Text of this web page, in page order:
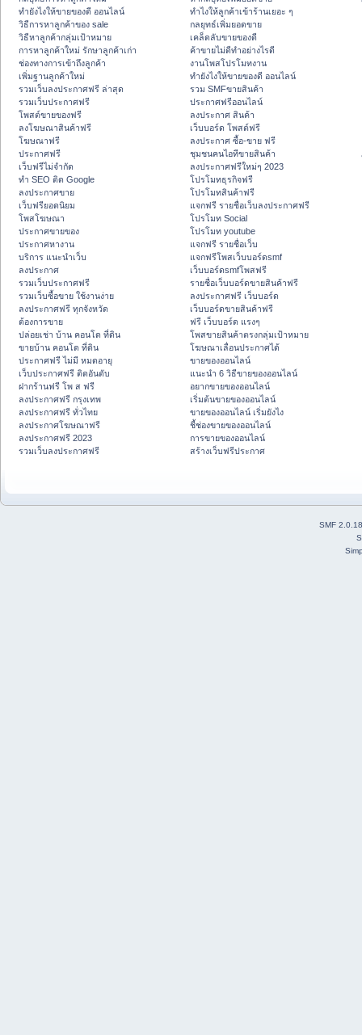
ทํายังไงให้ขายของดี ออนไลน์
วิธีการหาลูกค้าของ sale
วิธีหาลูกค้ากลุ่มเป้าหมาย
การหาลูกค้าใหม่ รักษาลูกค้าเก่า
ช่องทางการเข้าถึงลูกค้า
เพิ่มฐานลูกค้าใหม่
รวมเว็บลงประกาศฟรี ล่าสุด
รวมเว็บประกาศฟรี
โพสต์ขายของฟรี
ลงโฆษณาสินค้าฟรี
โฆษณาฟรี
ประกาศฟรี
เว็บฟรีไม่จำกัด
ทำ SEO ติด Google
ลงประกาศขาย
เว็บฟรียอดนิยม
โพสโฆษณา
ประกาศขายของ
ประกาศหางาน
บริการ แนะนำเว็บ
ลงประกาศ
รวมเว็บประกาศฟรี
รวมเว็บซื้อขาย ใช้งานง่าย
ลงประกาศฟรี ทุกจังหวัด
ต้องการขาย
ปล่อยเช่า บ้าน คอนโด ที่ดิน
ขายบ้าน คอนโด ที่ดิน
ประกาศฟรี ไม่มี หมดอายุ
เว็บประกาศฟรี ติดอันดับ
ฝากร้านฟรี โพ ส ฟรี
ลงประกาศฟรี กรุงเทพ
ลงประกาศฟรี ทั่วไทย
ลงประกาศโฆษณาฟรี
ลงประกาศฟรี 2023
รวมเว็บลงประกาศฟรี
ทําไงให้ลูกค้าเข้าร้านเยอะ ๆ
กลยุทธ์เพิ่มยอดขาย
เคล็ดลับขายของดี
ค้าขายไม่ดีทำอย่างไรดี
งานโพสโปรโมทงาน
ทํายังไงให้ขายของดี ออนไลน์
รวม SMFขายสินค้า
ประกาศฟรีออนไลน์
ลงประกาศ สินค้า
เว็บบอร์ด โพสต์ฟรี
ลงประกาศ ซื้อ-ขาย ฟรี
ชุมชนคนไอทีขายสินค้า
ลงประกาศฟรีใหม่ๆ 2023
โปรโมทธุรกิจฟรี
โปรโมทสินค้าฟรี
แจกฟรี รายชื่อเว็บลงประกาศฟรี
โปรโมท Social
โปรโมท youtube
แจกฟรี รายชื่อเว็บ
แจกฟรีโพสเว็บบอร์ดsmf
เว็บบอร์ดsmfโพสฟรี
รายชื่อเว็บบอร์ดขายสินค้าฟรี
ลงประกาศฟรี เว็บบอร์ด
เว็บบอร์ดขายสินค้าฟรี
ฟรี เว็บบอร์ด แรงๆ
โพสขายสินค้าตรงกลุ่มเป้าหมาย
โฆษณาเลื่อนประกาศได้
ขายของออนไลน์
แนะนำ 6 วิธีขายของออนไลน์
อยากขายของออนไลน์
เริ่มต้นขายของออนไลน์
ขายของออนไลน์ เริ่มยังไง
ชี้ช่องขายของออนไลน์
การขายของออนไลน์
สร้างเว็บฟรีประกาศ
SMF 2.0.18